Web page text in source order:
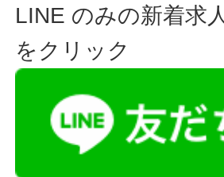
LINE のみの新着求
をクリック